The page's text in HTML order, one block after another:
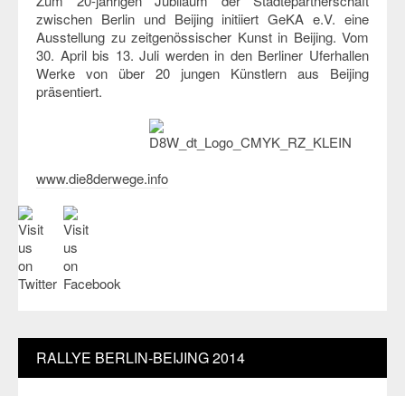
zwischen Berlin und Beijing initiiert GeKA e.V. eine
Ausstellung zu zeitgenössischer Kunst in Beijing. Vom
30. April bis 13. Juli werden in den Berliner Uferhallen
Werke von über 20 jungen Künstlern aus Beijing
präsentiert.
www.die8derwege.info
RALLYE BERLIN-BEIJING 2014